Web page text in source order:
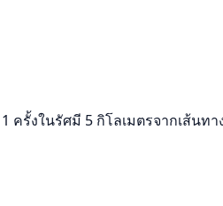
รั้งในรัศมี 5 กิโลเมตรจากเส้นท